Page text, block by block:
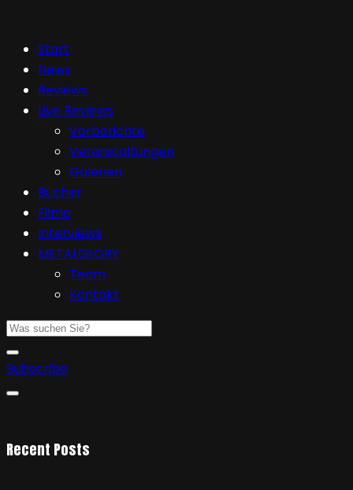
Start
News
Reviews
Live Reviews
Vorberichte
Veranstaltungen
Galerien
Bücher
Filme
Interviews
METALGLORY
Team
Kontakt
Subscribe
Recent Posts